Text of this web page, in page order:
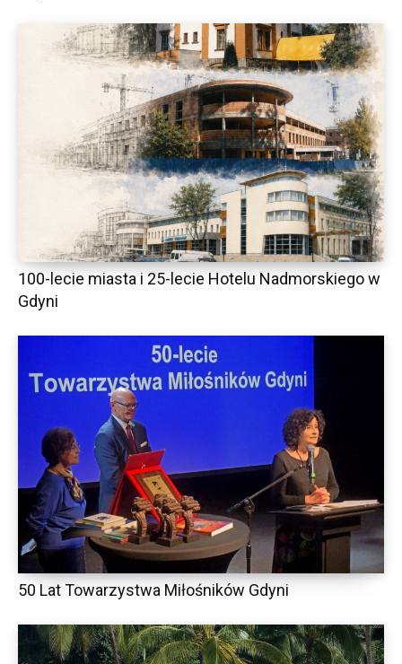
100-lecie miasta i 25-lecie Hotelu Nadmorskiego w
Gdyni
50 Lat Towarzystwa Miłośników Gdyni